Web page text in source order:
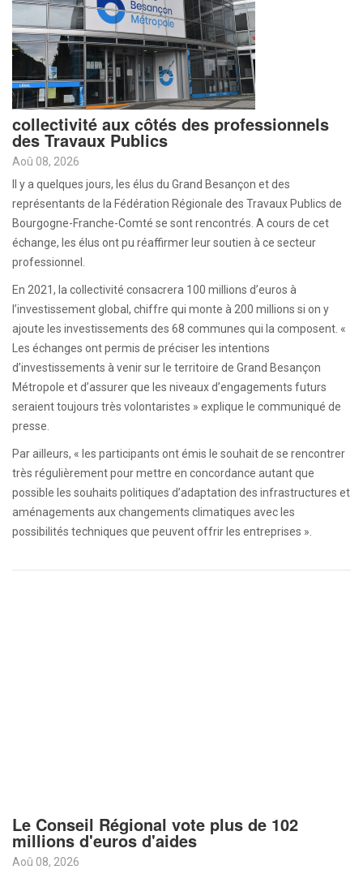
collectivité aux côtés des professionnels
des Travaux Publics
Aoû 08, 2026
Il y a quelques jours, les élus du Grand Besançon et des
représentants de la Fédération Régionale des Travaux Publics de
Bourgogne-Franche-Comté se sont rencontrés. A cours de cet
échange, les élus ont pu réaffirmer leur soutien à ce secteur
professionnel.
En 2021, la collectivité consacrera 100 millions d’euros à
l’investissement global, chiffre qui monte à 200 millions si on y
ajoute les investissements des 68 communes qui la composent. «
Les échanges ont permis de préciser les intentions
d’investissements à venir sur le territoire de Grand Besançon
Métropole et d’assurer que les niveaux d’engagements futurs
seraient toujours très volontaristes » explique le communiqué de
presse.
Par ailleurs, « les participants ont émis le souhait de se rencontrer
très régulièrement pour mettre en concordance autant que
possible les souhaits politiques d’adaptation des infrastructures et
aménagements aux changements climatiques avec les
possibilités techniques que peuvent offrir les entreprises ».
Le Conseil Régional vote plus de 102
millions d'euros d'aides
Aoû 08, 2026